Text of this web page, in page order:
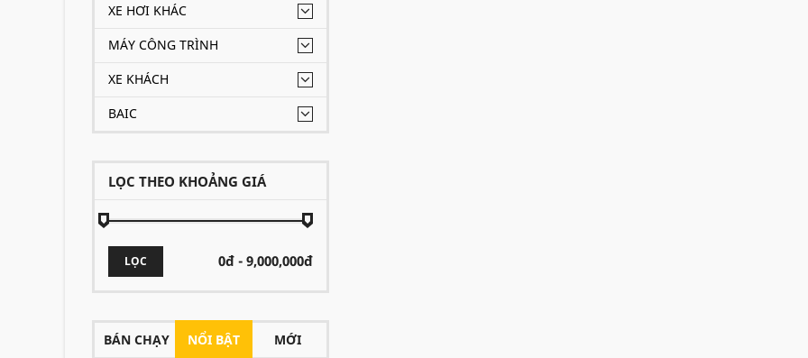
XE HƠI KHÁC
MÁY CÔNG TRÌNH
XE KHÁCH
BAIC
LỌC THEO KHOẢNG GIÁ
LỌC
BÁN CHẠY NỔI BẬT MỚI